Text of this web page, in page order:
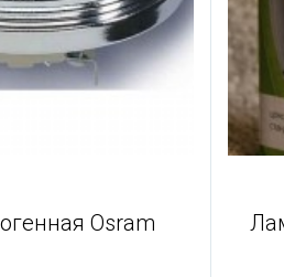
светодиодная 35 ватт